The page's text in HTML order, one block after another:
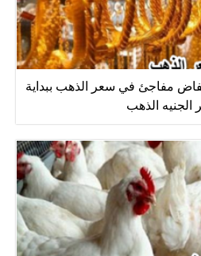
مفاجئ في سعر الذهب ببداية
الجنيه الذهب